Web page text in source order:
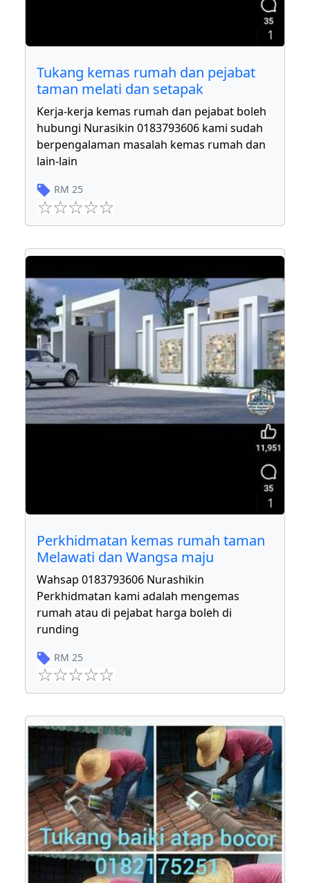
1
Tukang kemas rumah dan pejabat
taman melati dan setapak
Kerja-kerja kemas rumah dan pejabat boleh
hubungi Nurasikin 0183793606 kami sudah
berpengalaman masalah kemas rumah dan
lain-lain
RM 25
1
Perkhidmatan kemas rumah taman
Melawati dan Wangsa maju
Wahsap 0183793606 Nurashikin
Perkhidmatan kami adalah mengemas
rumah atau di pejabat harga boleh di
runding
RM 25